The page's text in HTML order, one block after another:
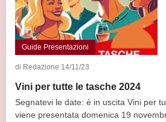
Guide Presentazioni
di Redazione 14/11/23
Vini per tutte le tasche 2024
Segnatevi le date: è in uscita Vini per
viene presentata domenica 19